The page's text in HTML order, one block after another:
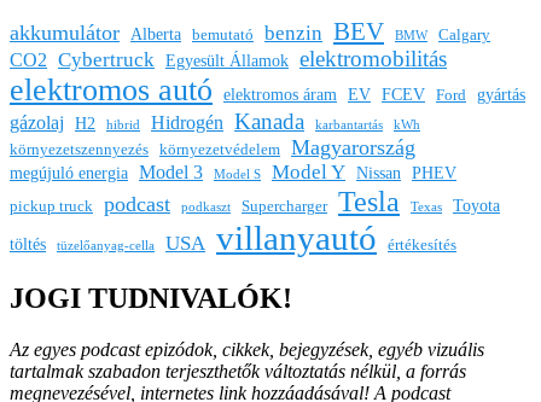
akkumulátor Alberta bemutató benzin BEV BMW Calgary
CO2 Cybertruck Egyesült Államok elektromobilitás
elektromos autó elektromos áram EV FCEV Ford gyártás
gázolaj H2 hibrid Hidrogén Kanada karbantartás kWh
környezetszennyezés környezetvédelem Magyarország
megújuló energia Model 3 Model S Model Y Nissan PHEV
pickup truck podcast podkaszt Supercharger Tesla Texas
Toyota
töltés
tüzelőanyag-cella USA villanyautó értékesítés
JOGI TUDNIVALÓK!
Az egyes podcast epizódok, cikkek, bejegyzések, egyéb vizuális
tartalmak szabadon terjeszthetők változtatás nélkül, a forrás
megnevezésével, internetes link hozzáadásával! A podcast